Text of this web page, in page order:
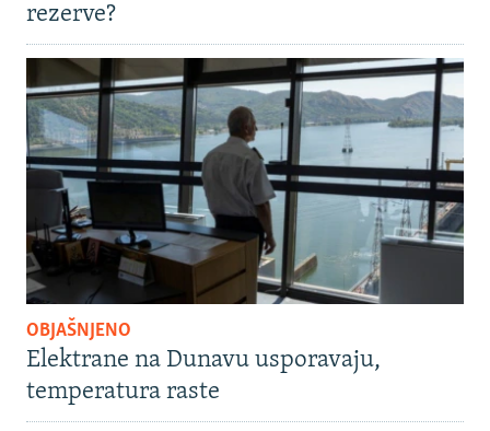
rezerve?
OBJAŠNJENO
Elektrane na Dunavu usporavaju,
temperatura raste